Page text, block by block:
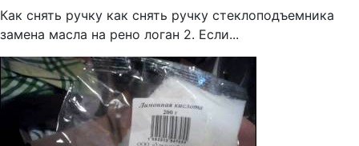
Как снять ручку как снять ручку стеклоподъемника
замена масла на рено логан 2. Если...